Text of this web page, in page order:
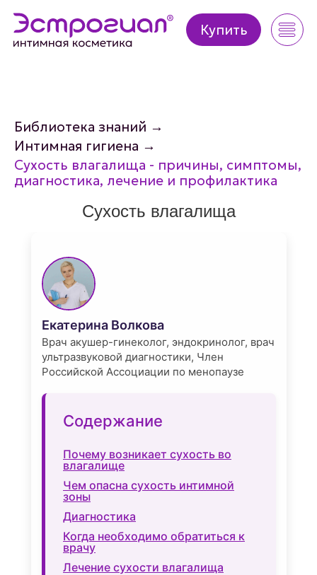
Купить
Купить
Библиотека знаний →
Интимная гигиена →
Сухость влагалища - причины, симптомы,
диагностика, лечение и профилактика
Сухость влагалища
Екатерина Волкова
Врач акушер-гинеколог, эндокринолог, врач
ультразвуковой диагностики, Член
Российской Ассоциации по менопаузе
Содержание
Почему возникает сухость во
влагалище
Чем опасна сухость интимной
зоны
Диагностика
Когда необходимо обратиться к
врачу
Лечение сухости влагалища